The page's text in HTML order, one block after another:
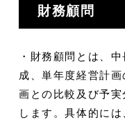
財務顧問
・財務顧問とは、
成、単年度経営計
画との比較及び予
します。具体的に